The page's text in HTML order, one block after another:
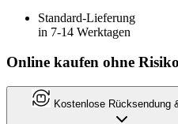
Standard-Lieferung
in 7-14 Werktagen
Online kaufen ohne Risiko
Kostenlose Rücksendung